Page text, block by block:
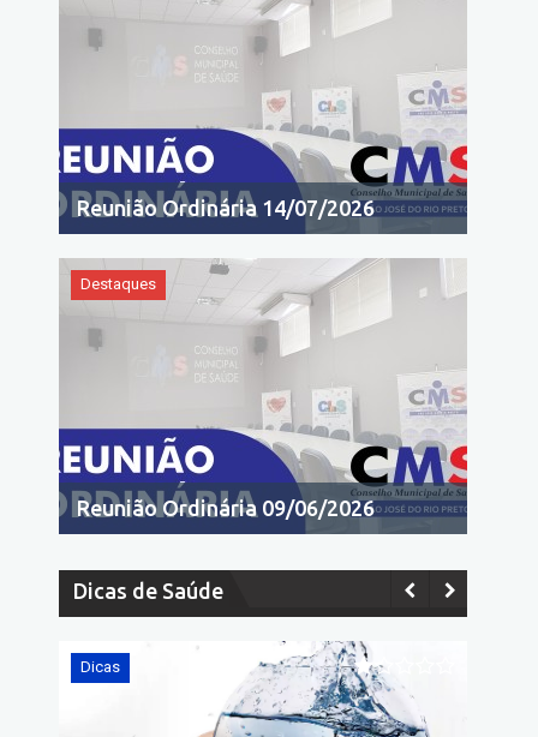
Reunião Ordinária 14/07/2026
Destaques
Reunião Ordinária 09/06/2026
Dicas de Saúde
Dicas